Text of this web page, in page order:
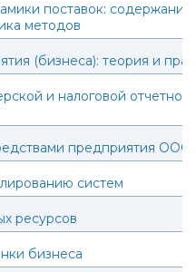
поставок: содержание,
методов
(бизнеса): теория и
и налоговой
предприятия ООО
систем
ресурсов
бизнеса